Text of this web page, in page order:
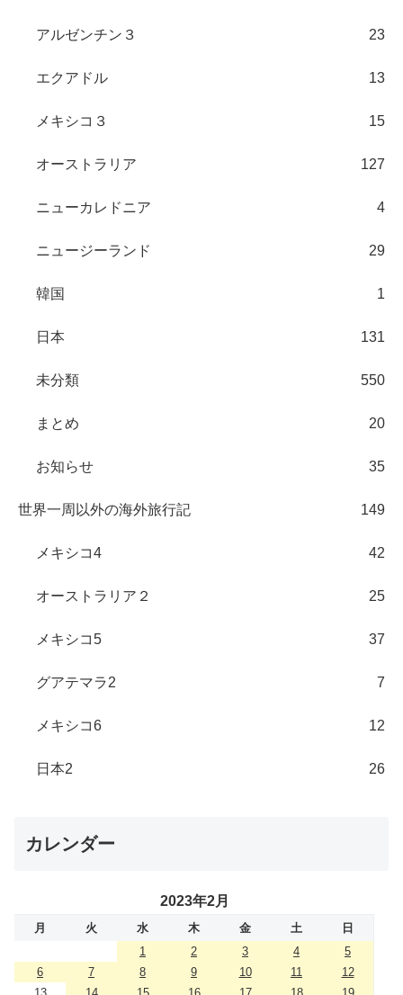
アルゼンチン３ 23
エクアドル 13
メキシコ３ 15
オーストラリア 127
ニューカレドニア 4
ニュージーランド 29
韓国 1
日本 131
未分類 550
まとめ 20
お知らせ 35
世界一周以外の海外旅行記 149
メキシコ4 42
オーストラリア２ 25
メキシコ5 37
グアテマラ2 7
メキシコ6 12
日本2 26
カレンダー
2023年2月
月 火 水 木 金 土
日
1
2 3 4
5
6
7 8 9 10 11
12